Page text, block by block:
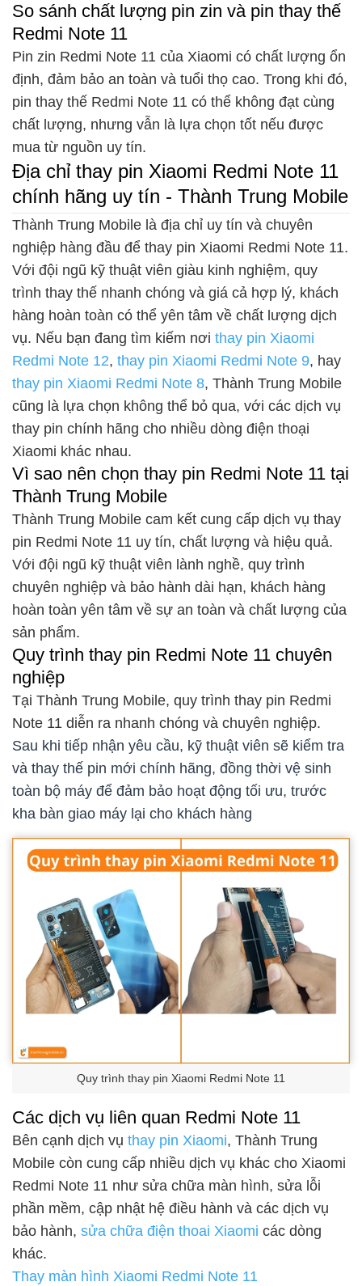
So sánh chất lượng pin zin và pin thay thế
Redmi Note 11
Pin zin Redmi Note 11 của Xiaomi có chất lượng ổn
định, đảm bảo an toàn và tuổi thọ cao. Trong khi đó,
pin thay thế Redmi Note 11 có thể không đạt cùng
chất lượng, nhưng vẫn là lựa chọn tốt nếu được
mua từ nguồn uy tín.
Địa chỉ thay pin Xiaomi Redmi Note 11
chính hãng uy tín - Thành Trung Mobile
Thành Trung Mobile là địa chỉ uy tín và chuyên
nghiệp hàng đầu để thay pin Xiaomi Redmi Note 11.
Với đội ngũ kỹ thuật viên giàu kinh nghiệm, quy
trình thay thế nhanh chóng và giá cả hợp lý, khách
hàng hoàn toàn có thể yên tâm về chất lượng dịch
vụ. Nếu bạn đang tìm kiếm nơi thay pin Xiaomi
Redmi Note 12, thay pin Xiaomi Redmi Note 9, hay
thay pin Xiaomi Redmi Note 8, Thành Trung Mobile
cũng là lựa chọn không thể bỏ qua, với các dịch vụ
thay pin chính hãng cho nhiều dòng điện thoại
Xiaomi khác nhau.
Vì sao nên chọn thay pin Redmi Note 11 tại
Thành Trung Mobile
Thành Trung Mobile cam kết cung cấp dịch vụ thay
pin Redmi Note 11 uy tín, chất lượng và hiệu quả.
Với đội ngũ kỹ thuật viên lành nghề, quy trình
chuyên nghiệp và bảo hành dài hạn, khách hàng
hoàn toàn yên tâm về sự an toàn và chất lượng của
sản phẩm.
Quy trình thay pin Redmi Note 11 chuyên
nghiệp
Tại Thành Trung Mobile, quy trình thay pin Redmi
Note 11 diễn ra nhanh chóng và chuyên nghiệp.
Sau khi tiếp nhận yêu cầu, kỹ thuật viên sẽ kiểm tra
và thay thế pin mới chính hãng, đồng thời vệ sinh
toàn bộ máy để đảm bảo hoạt động tối ưu, trước
kha bàn giao máy lại cho khách hàng
Quy trình thay pin Xiaomi Redmi Note 11
Các dịch vụ liên quan Redmi Note 11
Bên cạnh dịch vụ thay pin Xiaomi, Thành Trung
Mobile còn cung cấp nhiều dịch vụ khác cho Xiaomi
Redmi Note 11 như sửa chữa màn hình, sửa lỗi
phần mềm, cập nhật hệ điều hành và các dịch vụ
bảo hành, sửa chữa điện thoai Xiaomi các dòng
khác.
Thay màn hình Xiaomi Redmi Note 11